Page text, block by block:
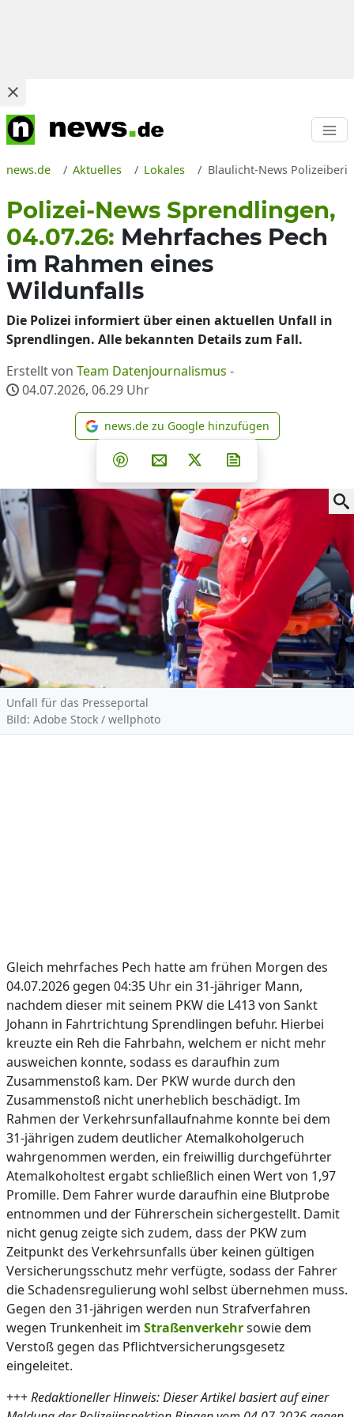
news.de Aktuelles Lokales Blaulicht-News
Polizei-News Sprendlingen,
04.07.26: Mehrfaches Pech
im Rahmen eines
Wildunfalls
Die Polizei informiert über einen aktuellen Unfall in
Sprendlingen. Alle bekannten Details zum Fall.
Erstellt von Team Datenjournalismus -
04.07.2026, 06.29 Uhr
news.de zu Google
news.de zu Google hinzufügen
Teilen auf Facebook
Teilen auf Whatsapp
Teilen auf Telegram
Teilen auf Pinterest
Per E-Mail teilen
Post auf X
Unfall für das Presseportal
Bild: Adobe Stock / wellphoto
Gleich mehrfaches Pech hatte am frühen Morgen des
04.07.2026 gegen 04:35 Uhr ein 31-jähriger Mann,
nachdem dieser mit seinem PKW die L413 von Sankt
Johann in Fahrtrichtung Sprendlingen befuhr. Hierbei
kreuzte ein Reh die Fahrbahn, welchem er nicht mehr
ausweichen konnte, sodass es daraufhin zum
Zusammenstoß kam. Der PKW wurde durch den
Zusammenstoß nicht unerheblich beschädigt. Im
Rahmen der Verkehrsunfallaufnahme konnte bei dem
31-jährigen zudem deutlicher Atemalkoholgeruch
wahrgenommen werden, ein freiwillig durchgeführter
Atemalkoholtest ergabt schließlich einen Wert von 1,97
Promille. Dem Fahrer wurde daraufhin eine Blutprobe
entnommen und der Führerschein sichergestellt. Damit
nicht genug zeigte sich zudem, dass der PKW zum
Zeitpunkt des Verkehrsunfalls über keinen gültigen
Versicherungsschutz mehr verfügte, sodass der Fahrer
die Schadensregulierung wohl selbst übernehmen muss.
Gegen den 31-jährigen werden nun Strafverfahren
wegen Trunkenheit im Straßenverkehrsowie dem
Verstoß gegen das Pflichtversicherungsgesetz
eingeleitet.
+++Redaktioneller Hinweis: Dieser Artikel basiert auf einer